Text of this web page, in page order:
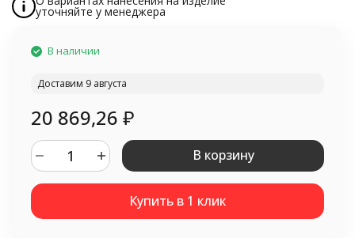
уточняйте у менеджера
В наличии
Доставим 9 августа
20 869,26 ₽
В корзину